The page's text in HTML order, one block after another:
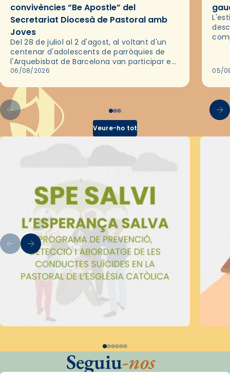
convivències “Be Apostle” del
Secretariat Diocesà de Pastoral amb
Joves
Del 28 de juliol al 2 d'agost, al voltant d'un
centenar d'adolescents de parròquies de
l'Arquebisbat de Barcelona van participar en
les convivències Be Apostle, organitzades
06/08/2026 05/
Veure-ho tot
Seguiu-nos